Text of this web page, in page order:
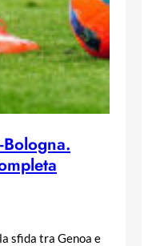
sfida tra Genoa e